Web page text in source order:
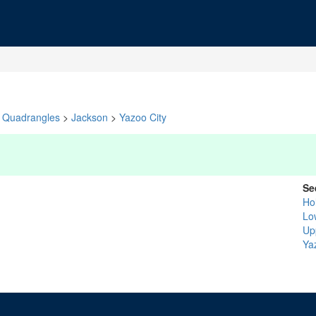
> Jackson > Yazoo City